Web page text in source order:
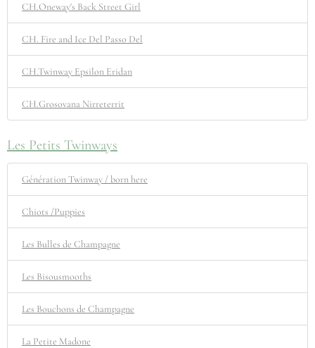
CH.Oneway's Back Street Girl
CH. Fire and Ice Del Passo Del
CH.Twinway Epsilon Eridan
CH.Grosovana Nirreterrit
Les Petits Twinways
Génération Twinway / born here
Chiots /Puppies
Les Bulles de Champagne
Les Bisousmooths
Les Bouchons de Champagne
La Petite Madone